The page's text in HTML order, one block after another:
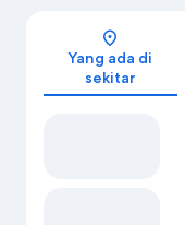
Yang ada di
sekitar